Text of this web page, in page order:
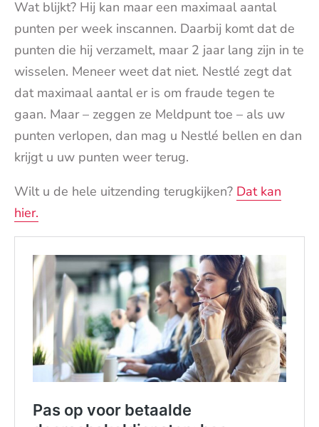
Wat blijkt? Hij kan maar een maximaal aantal
punten per week inscannen. Daarbij komt dat de
punten die hij verzamelt, maar 2 jaar lang zijn in te
wisselen. Meneer weet dat niet. Nestlé zegt dat
dat maximaal aantal er is om fraude tegen te
gaan. Maar – zeggen ze Meldpunt toe – als uw
punten verlopen, dan mag u Nestlé bellen en dan
krijgt u uw punten weer terug.
Wilt u de hele uitzending terugkijken? Dat kan
hier.